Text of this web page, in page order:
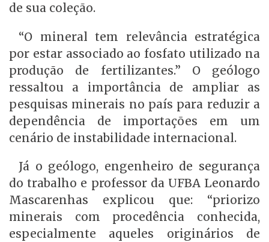
de sua coleção.
“O mineral tem relevância estratégica
por estar associado ao fosfato utilizado na
produção de fertilizantes.” O geólogo
ressaltou a importância de ampliar as
pesquisas minerais no país para reduzir a
dependência de importações em um
cenário de instabilidade internacional.
Já o geólogo, engenheiro de segurança
do trabalho e professor da UFBA Leonardo
Mascarenhas explicou que: “priorizo
minerais com procedência conhecida,
especialmente aqueles originários de